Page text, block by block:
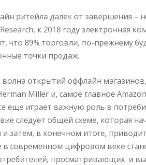
ритейла далек от завершения –
к 2018 году электронная
что 89% торговли, по-прежнему
точки продаж.
волна открытий оффлайн
Miller и, самое главное Amazon
еще играет важную роль в
следует общей схеме, которая
затем, в конечном итоге,
в современном цифровом веке
просматривающих и